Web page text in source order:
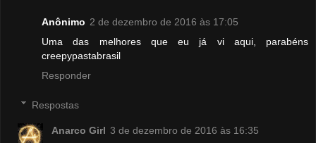
Anônimo 2 de dezembro de 2016 às 17:05
Uma das melhores que eu já vi aqui, parabéns
creepypastabrasil
Responder
Respostas
Anarco Girl 3 de dezembro de 2016 às 16:35